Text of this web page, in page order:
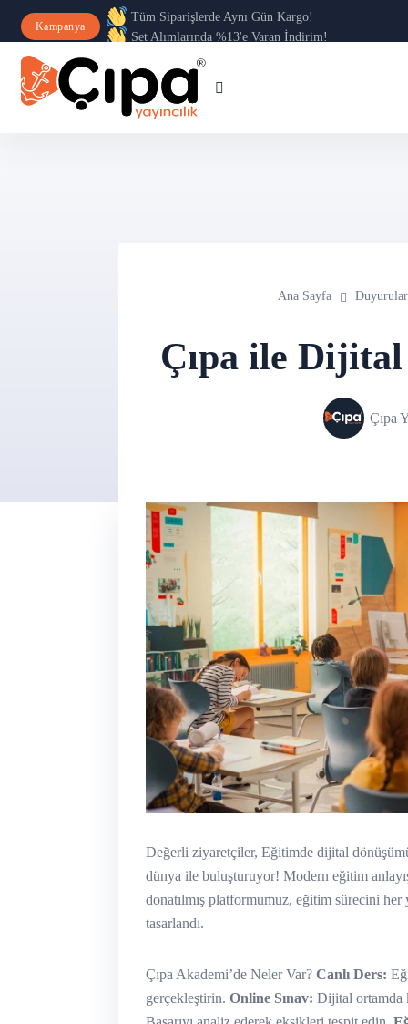
Kampanya
Tüm Siparişlerde Aynı Gün Kargo!
Set Alımlarında %13'e Varan İndirim!
Ana Sayfa Duyurular
Çıpa ile
Çıpa
Değerli ziyaretçiler, Eğitimde dijital
dünya ile buluşturuyor! Modern eğitim
donatılmış platformumuz, eğitim sürecini
tasarlandı.
Çıpa Akademi’de Neler Var? Canlı Ders:
gerçekleştirin. Online Sınav: Dijital ortamda